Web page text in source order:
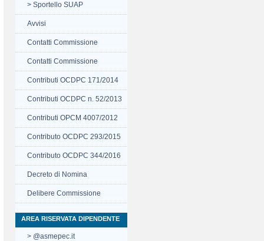
> Sportello SUAP
Avvisi
Contatti Commissione
Contatti Commissione
Contributi OCDPC 171/2014
Contributi OCDPC n. 52/2013
Contributi OPCM 4007/2012
Contributo OCDPC 293/2015
Contributo OCDPC 344/2016
Decreto di Nomina
Delibere Commissione
AREA RISERVATA DIPENDENTE
> @asmepec.it